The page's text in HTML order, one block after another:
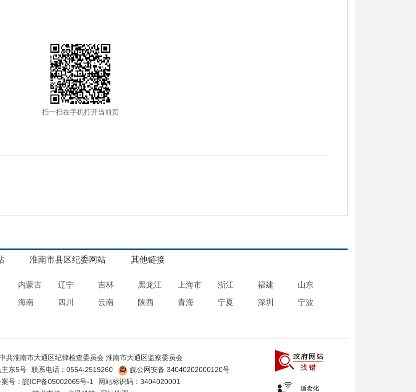
扫一扫在手机打开当前页
淮南市县区纪委网站 其他链接
内蒙古 辽宁 吉林 黑龙江 上海市 浙江 福建 山东
海南 四川 云南 陕西 青海 宁夏 深圳 宁波
共淮南市大通区纪律检查委员会 淮南市大通区监察委员会
东5号
联系电话：0554-2519260
皖公网安备 34040202000120号
号： 皖ICP备05002065号-1
网站标识码：3404020001